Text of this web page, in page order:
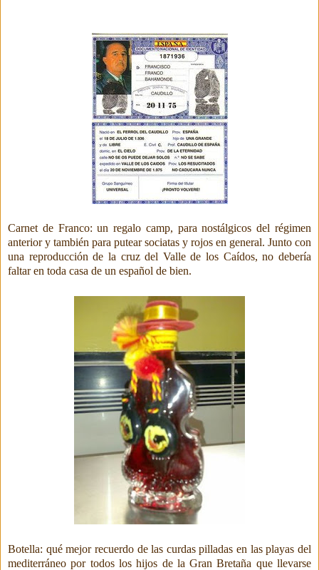
Carnet de Franco: un regalo camp, para nostálgicos del régimen
anterior y también para putear sociatas y rojos en general. Junto con
una reproducción de la cruz del Valle de los Caídos, no debería
faltar en toda casa de un español de bien.
Botella: qué mejor recuerdo de las curdas pilladas en las playas del
mediterráneo por todos los hijos de la Gran Bretaña que llevarse